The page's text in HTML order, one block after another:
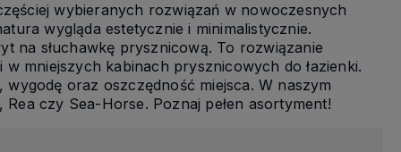
produkty do listy z poprzedniej sesji.
wybieranych rozwiązań w nowoczesnych
wygląda estetycznie i minimalistycznie.
na słuchawkę prysznicową. To rozwiązanie
mniejszych kabinach prysznicowych do łazienki.
wygodę oraz oszczędność miejsca. W naszym
czy Sea-Horse. Poznaj pełen asortyment!